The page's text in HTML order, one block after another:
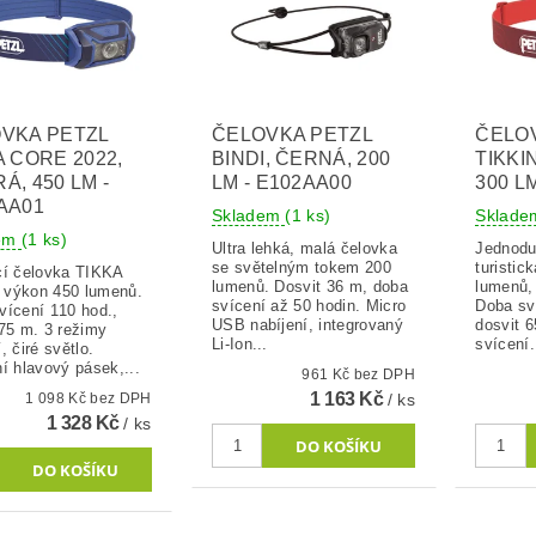
PETZL
CORE 2022,
450 LM -
(1 ks)
čelovka TIKKA
450 lumenů.
110 hod.,
m. 3 režimy
čiré světlo.
hlavový pásek,...
1 098 Kč bez DPH
1 328 Kč/ ks
ČELOVKA PETZL
BINDI, ČERNÁ, 200
LM - E102AA00
Skladem(1 ks)
Ultra lehká, malá čelovka
se světelným tokem 200
lumenů. Dosvit 36 m, doba
svícení až 50 hodin. Micro
USB nabíjení, integrovaný
Li-Ion...
961 Kč bez DPH
1 163 Kč/ ks
300
Doba
dosvit